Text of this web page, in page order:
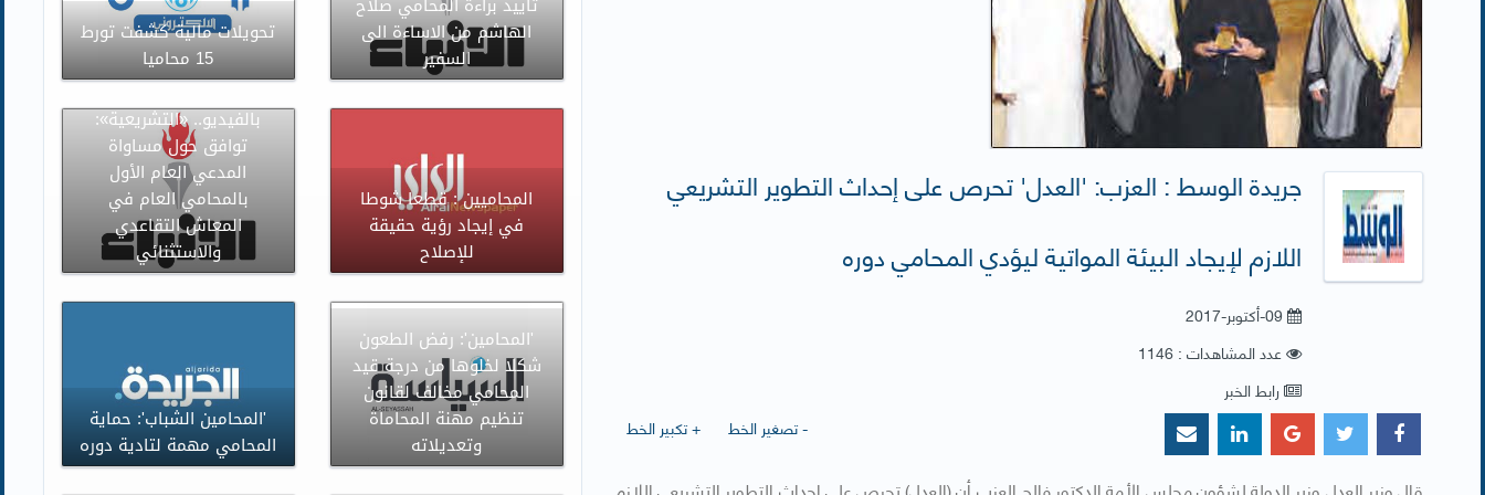
جريدة الوسط : العزب: 'العدل' تحرص على إحداث التطوير التشريعي
اللازم لإيجاد البيئة المواتية ليؤدي المحامي دوره
09-أكتوبر-2017
عدد المشاهدات : 1146
رابط الخبر
+ تكبير الخط
- تصغير الخط
تحويلات مالية كشفت تورط
15 محاميا
الهاشم من الاساءة الى
السفير
بالفيديو.. «التشريعية»:
توافق حول مساواة
المدعي العام الأول
بالمحامي العام في
المعاش التقاعدي
والاستثنائي
المحاميين : قطعا شوطا
في إيجاد رؤية حقيقة
للإصلاح
'المحامين الشباب': حماية
المحامي مهمة لتادية دوره
'المحامين': رفض الطعون
شكلا لخلوها من درجة قيد
المحامي مخالف لقانون
تنظيم مهنة المحاماة
وتعديلاته